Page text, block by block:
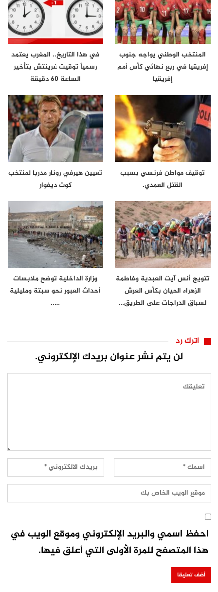
المنتخب الوطني يواجه جنوب
إفريقيا في ربع نهائي كأس أمم
إفريقيا
في هذا التاريخ.. المغرب يعتمد
رسمياً توقيت غرينتش بتأخير
الساعة 60 دقيقة
توقيف مواطن فرنسي بسبب
القتل العمدي.
تعيين هيرفي رونار مدربا لمنتخب
كوت ديفوار
تتويج أنس آيت العبدية وفاطمة
الزهراء الحيان بكأس العرش
لسباق الدراجات على الطريق…
وزارة الداخلية توضح ملابسات
أحداث العبور نحو سبتة ومليلية
…..
اترك رد
لن يتم نشر عنوان بريدك الإلكتروني.
احفظ اسمي والبريد الإلكتروني وموقع الويب في
هذا المتصفح للمرة الأولى التي أعلق فيها.